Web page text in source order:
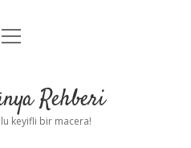
Uyarı
menüyü
Rehberi
keyifli bir macera!